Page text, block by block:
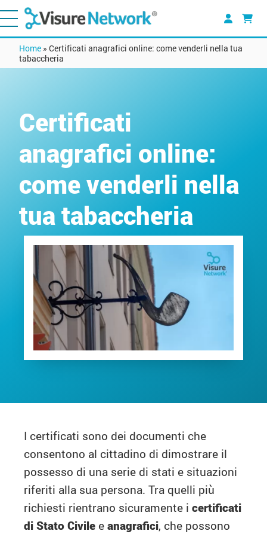
Home » Certificati anagrafici online: come venderli nella tua
tabaccheria
Certificati
anagrafici online:
come venderli nella
tua tabaccheria
I certificati sono dei documenti che
consentono al cittadino di dimostrare il
possesso di una serie di stati e situazioni
riferiti alla sua persona. Tra quelli più
richiesti rientrano sicuramente i certificati
di Stato Civile e anagrafici, che possono